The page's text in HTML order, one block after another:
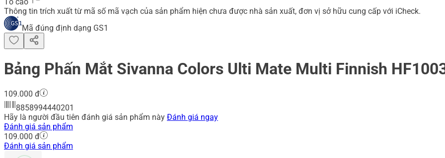
Thông tin trích xuất từ mã số mã vạch của sản phẩm hiện chưa được nhà sản xuất, đơn vị sở hữu cung cấp với iCheck.
Mã đúng định dạng GS1
Bảng Phấn Mắt Sivanna Colors Ulti Mate Multi Finnish
109.000 đ
8858994440201
Hãy là người đầu tiên đánh giá sản phẩm này Đánh giá ngay
Đánh giá sản phẩm
109.000 đ
Đánh giá sản phẩm